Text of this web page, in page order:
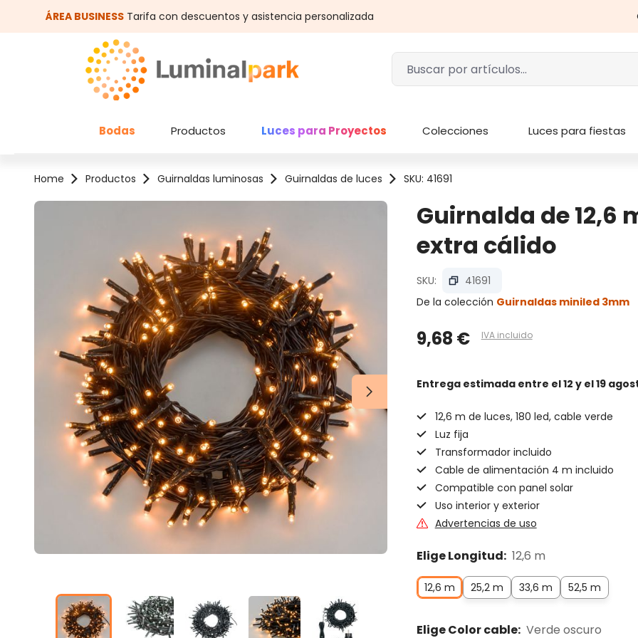
al contenido principal
Saltar a la búsqueda
ÁREA BUSINESS Tarifa con descuentos y asistencia personalizada
Bodas Productos Luces para Proyectos Colecciones Luces para fiestas
Home Productos Guirnaldas luminosas Guirnaldas de luces SKU: 41691
Omitir galería de imágenes
Guirnalda de 12,6
extra cálido
SKU:
41691
De la colección Guirnaldas miniled 3mm
9,68 € IVA incluido
Entrega estimada entre el 12 y el 19
12,6 m de luces, 180 led, cable verde
Luz fija
Transformador incluido
Cable de alimentación 4 m incluido
Compatible con panel solar
Uso interior y exterior
Advertencias de uso
Elige Longitud: 12,6 m
12,6 m 25,2 m 33,6 m 52,5 m
Elige Color cable: Verde oscuro